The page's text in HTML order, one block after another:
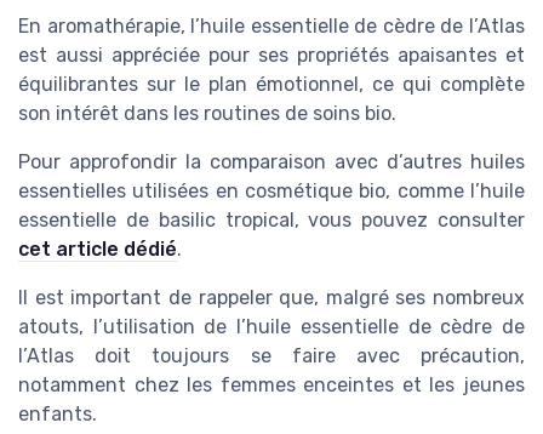
En aromathérapie, l’huile essentielle de cèdre de l’Atlas
est aussi appréciée pour ses propriétés apaisantes et
équilibrantes sur le plan émotionnel, ce qui complète
son intérêt dans les routines de soins bio.
Pour approfondir la comparaison avec d’autres huiles
essentielles utilisées en cosmétique bio, comme l’huile
essentielle de basilic tropical, vous pouvez consulter
cet article dédié.
Il est important de rappeler que, malgré ses nombreux
atouts, l’utilisation de l’huile essentielle de cèdre de
l’Atlas doit toujours se faire avec précaution,
notamment chez les femmes enceintes et les jeunes
enfants.